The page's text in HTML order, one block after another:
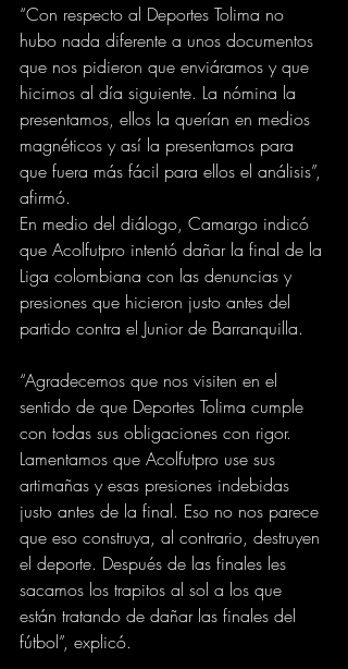
“Con respecto al Deportes Tolima no
hubo nada diferente a unos documentos
que nos pidieron que enviáramos y que
hicimos al día siguiente. La nómina la
presentamos, ellos la querían en medios
magnéticos y así la presentamos para
que fuera más fácil para ellos el análisis”,
afirmó.
En medio del diálogo, Camargo indicó
que Acolfutpro intentó dañar la final de la
Liga colombiana con las denuncias y
presiones que hicieron justo antes del
partido contra el Junior de Barranquilla.
“Agradecemos que nos visiten en el
sentido de que Deportes Tolima cumple
con todas sus obligaciones con rigor.
Lamentamos que Acolfutpro use sus
artimañas y esas presiones indebidas
justo antes de la final. Eso no nos parece
que eso construya, al contrario, destruyen
el deporte. Después de las finales les
sacamos los trapitos al sol a los que
están tratando de dañar las finales del
fútbol”, explicó.